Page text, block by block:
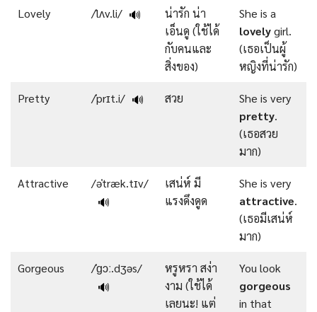
Lovely /ˈlʌv.li/ 🔊
น่ารัก น่า
เอ็นดู (ใช้ได้
กับคนและ
สิ่งของ)
She is a
lovelygirl.
(เธอเป็นผู้
หญิงที่น่ารัก)
Pretty /ˈprɪt.i/ 🔊 สวย
She is very
pretty.
(เธอสวย
มาก)
Attractive
/əˈtræk.tɪv/
🔊
เสน่ห์ มี
แรงดึงดูด
She is very
attractive.
(เธอมีเสน่ห์
มาก)
Gorgeous
/ˈɡɔː.dʒəs/
🔊
หรูหรา สง่า
งาม (ใช้ได้
เลยนะ! แต่
You look
gorgeous
in that